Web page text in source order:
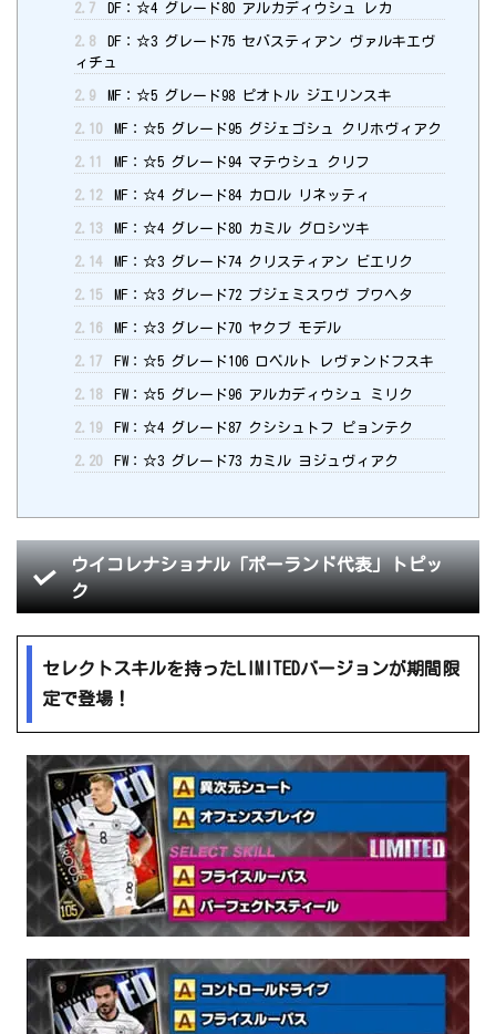
2.7 DF：☆4 グレード80 アルカディウシュ レカ
2.8
DF：☆3 グレード75 セバスティアン ヴァルキエヴ
ィチュ
2.9 MF：☆5 グレード98 ピオトル ジエリンスキ
2.10 MF：☆5 グレード95 グジェゴシュ クリホヴィアク
2.11 MF：☆5 グレード94 マテウシュ クリフ
2.12 MF：☆4 グレード84 カロル リネッティ
2.13 MF：☆4 グレード80 カミル グロシツキ
2.14 MF：☆3 グレード74 クリスティアン ビエリク
2.15 MF：☆3 グレード72 プジェミスワヴ プワヘタ
2.16 MF：☆3 グレード70 ヤクブ モデル
2.17 FW：☆5 グレード106 ロベルト レヴァンドフスキ
2.18 FW：☆5 グレード96 アルカディウシュ ミリク
2.19 FW：☆4 グレード87 クシシュトフ ピョンテク
2.20 FW：☆3 グレード73 カミル ヨジュヴィアク
ウイコレナショナル「ポーランド代表」トピッ
ク
セレクトスキルを持ったLIMITEDバージョンが期間限
定で登場！